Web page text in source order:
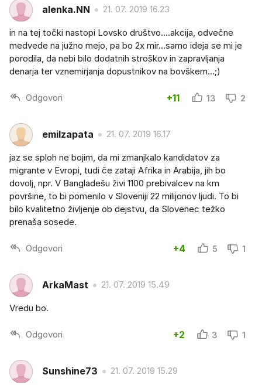
alenka.NN 21. 07. 2019 16.23
in na tej točki nastopi Lovsko društvo....akcija, odvečne
medvede na južno mejo, pa bo 2x mir...samo ideja se mi je
porodila, da nebi bilo dodatnih stroškov in zapravljanja
denarja ter vznemirjanja dopustnikov na bovškem...;)
Odgovori +11 13 2
emilzapata 21. 07. 2019 16.17
jaz se sploh ne bojim, da mi zmanjkalo kandidatov za
migrante v Evropi, tudi če zataji Afrika in Arabija, jih bo
dovolj, npr. V Bangladešu živi 1100 prebivalcev na km
površine, to bi pomenilo v Sloveniji 22 milijonov ljudi. To bi
bilo kvalitetno življenje ob dejstvu, da Slovenec težko
prenaša sosede.
Odgovori +4 5 1
ArkaMast 21. 07. 2019 15.49
Vredu bo.
Odgovori +2 3 1
Sunshine73 21. 07. 2019 15.29